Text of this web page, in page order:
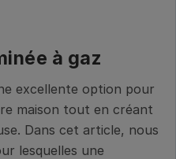
à gaz
excellente option pour
maison tout en créant
Dans cet article, nous
lesquelles une